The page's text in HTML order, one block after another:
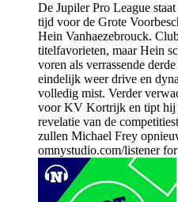
De Jupiler Pro League
tijd voor de Grote
Hein Vanhaezebrouck.
titelfavorieten, maar Hein
voren als verrassende
eindelijk weer drive en
volledig mist. Verder
voor KV Kortrijk en tipt hij
revelatie van de
zullen Michael Frey
omnystudio.com/listener